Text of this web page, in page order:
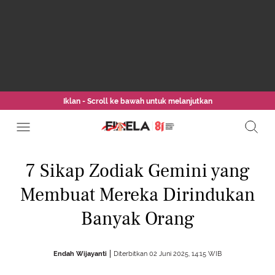
Iklan - Scroll ke bawah untuk melanjutkan
7 Sikap Zodiak Gemini yang
Membuat Mereka Dirindukan
Banyak Orang
Endah Wijayanti Diterbitkan 02 Juni 2025, 14:15 WIB